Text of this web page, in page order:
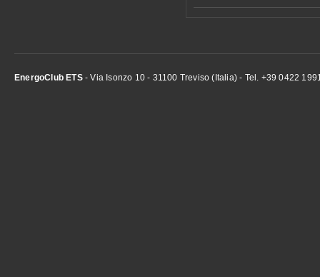
EnergoClub ETS- Via Isonzo 10 - 31100 Treviso (Italia) - Tel. +39 0422